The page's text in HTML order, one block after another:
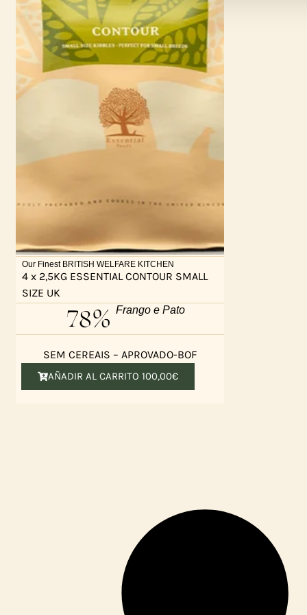
Our Finest BRITISH WELFARE KITCHEN
4 x 2,5KG ESSENTIAL CONTOUR SMALL
SIZE UK
78% Frango e Pato
SEM CEREAIS – APROVADO-BOF
AÑADIR AL CARRITO 100,00€